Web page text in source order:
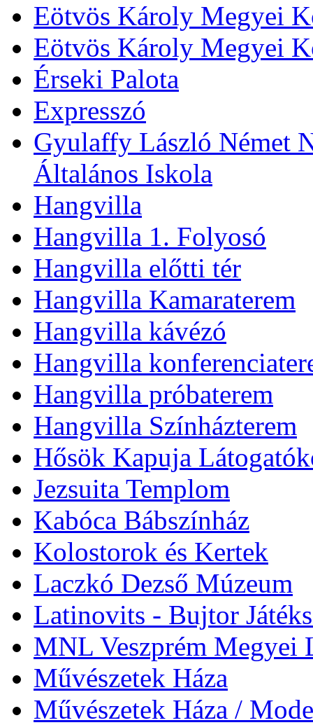
Eötvös Károly Megyei
Eötvös Károly Megyei
Érseki Palota
Expresszó
Gyulaffy László Német
Általános Iskola
Hangvilla
Hangvilla 1. Folyosó
Hangvilla előtti tér
Hangvilla Kamaraterem
Hangvilla kávézó
Hangvilla
Hangvilla próbaterem
Hangvilla Színházterem
Hősök Kapuja
Jezsuita Templom
Kabóca Bábszínház
Kolostorok és Kertek
Laczkó Dezső Múzeum
Latinovits - Bujtor
MNL Veszprém Megyei
Művészetek Háza
Művészetek Háza /